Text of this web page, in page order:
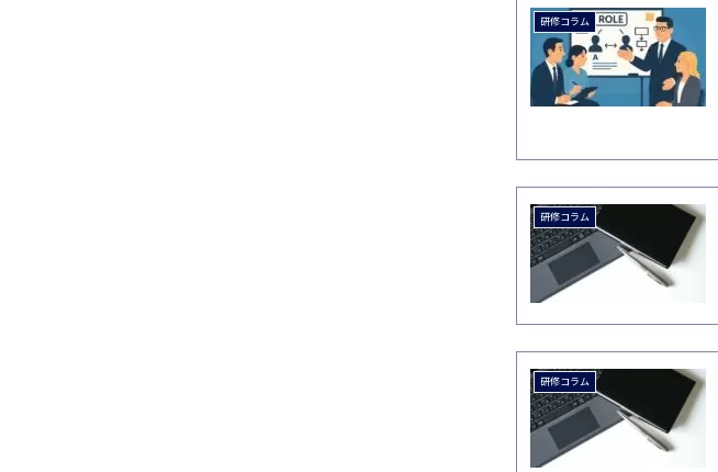
研修コラム
研修コラム
研修コラム